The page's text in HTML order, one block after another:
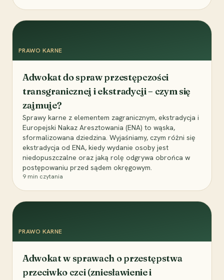
PRAWO KARNE
Adwokat do spraw przestępczości
transgranicznej i ekstradycji – czym się
zajmuje?
Sprawy karne z elementem zagranicznym, ekstradycja i
Europejski Nakaz Aresztowania (ENA) to wąska,
sformalizowana dziedzina. Wyjaśniamy, czym różni się
ekstradycja od ENA, kiedy wydanie osoby jest
niedopuszczalne oraz jaką rolę odgrywa obrońca w
postępowaniu przed sądem okręgowym.
9 min czytania
PRAWO KARNE
Adwokat w sprawach o przestępstwa
przeciwko czci (zniesławienie i